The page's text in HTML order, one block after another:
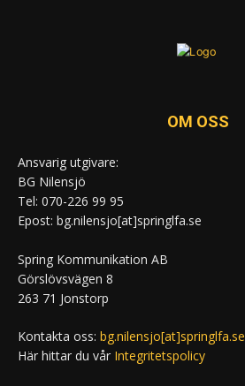
OM OSS
Ansvarig utgivare:
BG Nilensjö
Tel: 070-226 99 95
Epost: bg.nilensjo[at]springlfa.se
Spring Kommunikation AB
Görslövsvägen 8
263 71 Jonstorp
Kontakta oss: bg.nilensjo[at]springlfa.se
Här hittar du vår Integritetspolicy